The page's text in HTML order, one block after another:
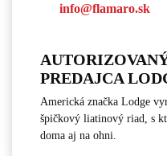
info@flamaro.sk
PREDAJCA
Americká značka Lodge
špičkový liatinový riad, s
doma aj na ohni.